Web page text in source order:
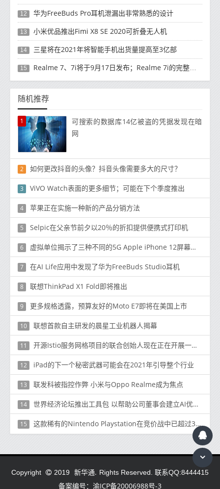
12 华为FreeBuds Pro耳机泄漏出非常熟悉的设计
13 小米优品推出Fimi X8 SE 2020可折叠无人机
14 三星将在2021年将智能手机出货量提高至3亿部
15 Realme 7、7i将于9月17日发布；Realme 7i的完整规格并导致泄漏
随机推荐
1
可搜索的数据库14亿被盗的凭据发现在暗
网
2 如何更改抖音的头像？抖音头像需要多大的尺寸？
3 ViVO Watch表面的更多细节；可能在下个季度推出
4 苹果正在实施一种新的产品分销方法
5 Selpic在父亲节前夕以20％的折扣提供便携式打印机
6 虚拟单位揭示了三种不同的5G Apple iPhone 12屏幕尺寸
7 在AI Life应用中发现了华为FreeBuds Studio耳机
8 联想ThinkPad X1 Fold即将推出
9 更多规格透露，预算友好的Moto E7即将在美国上市
10 联想首款自主研发的晨星工业机器人揭幕
11 开源Istio服务网格项目的联合创始人现在正在开展一项新的工作
12 iPad的下一个秘密武器可能会在2021年引导整个行业
13 联发科被指控作弊 小米与Oppo Realme成为焦点
14 世界经济论坛推出工具包 以帮助公司董事会建立AI优先公司
15 这款稀有的Nintendo Playstation在竞价战中已超过300000美元
Copyright 2019 新华通. Rights Reserved. 联系QQ:8444415
备案编号：渝ICP备20006988号-3